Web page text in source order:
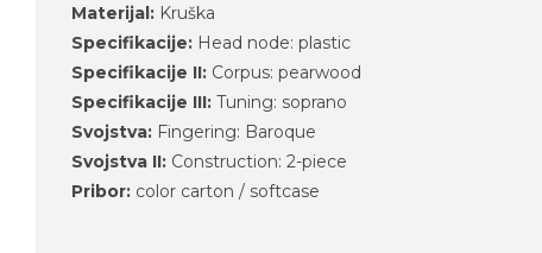
Materijal: Kruška
Specifikacije: Head node: plastic
Specifikacije II: Corpus: pearwood
Specifikacije III: Tuning: soprano
Svojstva: Fingering: Baroque
Svojstva II: Construction: 2-piece
Pribor: color carton / softcase